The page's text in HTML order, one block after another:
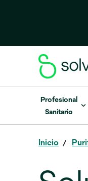
Profesional
Sanitario
Inicio